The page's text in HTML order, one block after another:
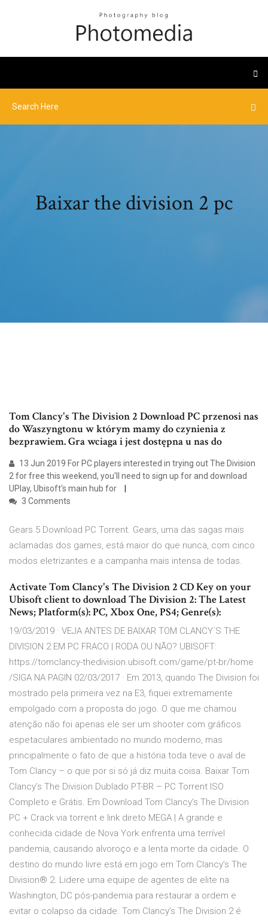
Baixar the division 2 pc
Tom Clancy's The Division 2 Download PC przenosi nas
do Waszyngtonu w którym mamy do czynienia z
bezprawiem. Gra wciaga i jest dostępna u nas do
13 Jun 2019 For PC players interested in trying out The Division
2 for free this weekend, you'll need to sign up for and download
UPlay, Ubisoft's main hub for
3 Comments
Gears 5 Download PC Torrent. Gears, uma das sagas mais
aclamadas dos games, está maior do que nunca, com cinco
modos eletrizantes e a campanha mais intensa de todas.
Activate Tom Clancy's The Division 2 CD Key on your
Ubisoft client to download The Division 2: The Latest
News; Platform(s): PC, Xbox One, PS4; Genre(s):
19/03/2019 · VEJA ANTES DE BAIXAR TOM CLANCY´S THE
DIVISION 2 EM PC FRACO | RODA OU NÃO? UBISOFT:
https://tomclancy-thedivision.ubisoft.com/game/pt-br/home
/SIGA NA PAGIN 02/03/2017 · Em 2013, quando The Division foi
mostrado pela primeira vez na E3, fiquei extremamente
empolgado com a proposta do jogo. O que me chamou
atenção não foi apenas ele ser um shooter com gráficos
espetaculares ambientado no mundo moderno, mas
principalmente o fato de que a história toda teve o aval de
Tom Clancy – o que por si só já diz muita coisa. Baixar Tom
Clancy’s The Division Dublado PT-BR – PC Torrent ISO
Completo e Grátis. Em Download Tom Clancy’s The Division
PC + Crack via torrent e link direto MEGA | A grande e
conhecida cidade de Nova York enfrenta uma terrível
pandemia, causando alvoroço e a lenta morte da cidade. O
destino do mundo livre está em jogo em Tom Clancy’s The
Division® 2. Lidere uma equipe de agentes de elite na
Washington, DC pós-pandemia para restaurar a ordem e
evitar o colapso da cidade. Tom Clancy’s The Division 2 é